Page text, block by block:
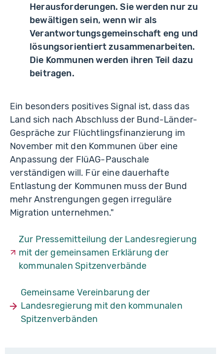
Herausforderungen. Sie werden nur zu
bewältigen sein, wenn wir als
Verantwortungsgemeinschaft eng und
lösungsorientiert zusammenarbeiten.
Die Kommunen werden ihren Teil dazu
beitragen.
Ein besonders positives Signal ist, dass das
Land sich nach Abschluss der Bund-Länder-
Gespräche zur Flüchtlingsfinanzierung im
November mit den Kommunen über eine
Anpassung der FlüAG-Pauschale
verständigen will. Für eine dauerhafte
Entlastung der Kommunen muss der Bund
mehr Anstrengungen gegen irreguläre
Migration unternehmen."
Zur Pressemitteilung der Landesregierung
mit der gemeinsamen Erklärung der
kommunalen Spitzenverbände
Gemeinsame Vereinbarung der
Landesregierung mit den kommunalen
Spitzenverbänden